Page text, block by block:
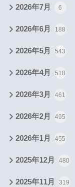
2026年7月 6
2026年6月 188
2026年5月 543
2026年4月 518
2026年3月 461
2026年2月 495
2026年1月 455
2025年12月 480
2025年11月 319